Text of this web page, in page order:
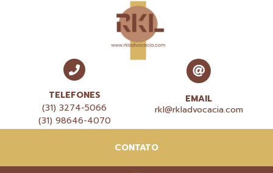
TELEFONES
(31) 3274-5066
(31) 98646-4070
EMAIL
rkl@rkladvocacia.com
CONTATO